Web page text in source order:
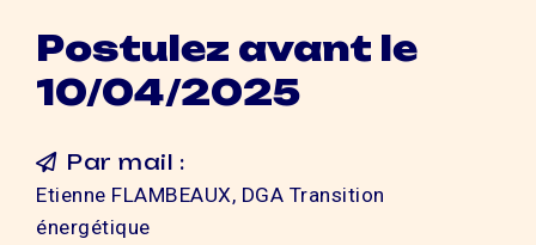
Postulez avant le
10/04/2025
Par mail :
Etienne FLAMBEAUX, DGA Transition
énergétique